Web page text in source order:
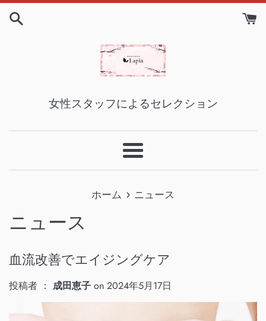
コ
キ
プ
女性スタッフによるセレクション
メ
ュ
ホーム › ニュース
ニュース
血流改善でエイジングケア
投稿者 ： 成田恵子 on 2024年5月17日